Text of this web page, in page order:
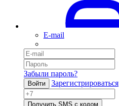
E-mail
Забыли пароль?
Войти Зарегистрироваться
Получить SMS с кодом